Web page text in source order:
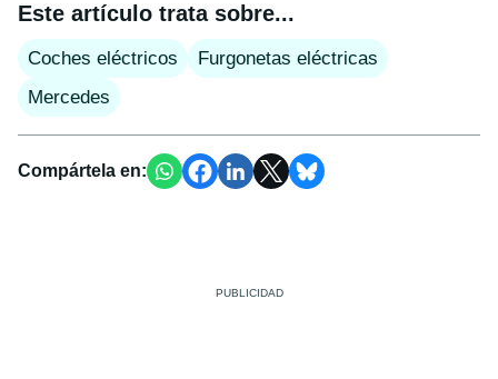
Este artículo trata sobre...
Coches eléctricos
Furgonetas eléctricas
Mercedes
Compártela en: